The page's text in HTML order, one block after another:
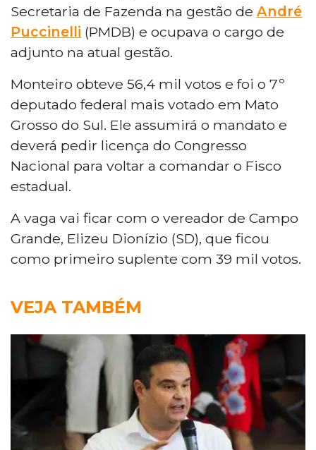
Secretaria de Fazenda na gestão de André
Puccinelli (PMDB) e ocupava o cargo de
adjunto na atual gestão.
Monteiro obteve 56,4 mil votos e foi o 7º
deputado federal mais votado em Mato
Grosso do Sul. Ele assumirá o mandato e
deverá pedir licença do Congresso
Nacional para voltar a comandar o Fisco
estadual.
A vaga vai ficar com o vereador de Campo
Grande, Elizeu Dionízio (SD), que ficou
como primeiro suplente com 39 mil votos.
VEJA TAMBÉM